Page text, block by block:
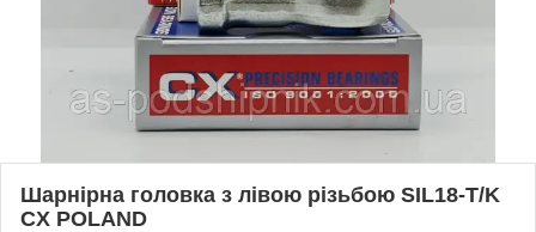
Шарнірна головка з лівою різьбою SIL18-T/K
CX POLAND